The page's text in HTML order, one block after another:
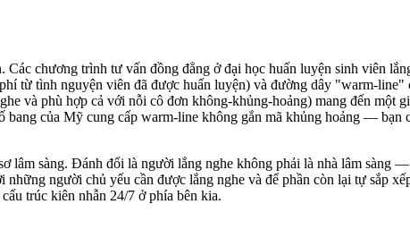
chương trình tư vấn đồng đẳng ở đại học huấn luyện sinh viên
từ tình nguyện viên đã được huấn luyện) và đường dây "warm-line"
và phù hợp cả với nỗi cô đơn không-khủng-hoảng) mang đến một
của Mỹ cung cấp warm-line không gắn mã khủng hoảng — bạn
lâm sàng. Đánh đổi là người lắng nghe không phải là nhà lâm sàng
người chủ yếu cần được lắng nghe và để phần còn lại tự sắp
trúc kiên nhẫn 24/7 ở phía bên kia.